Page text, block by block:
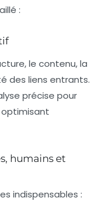
:
le contenu, la
des liens entrants.
précise pour
humains et
indispensables :